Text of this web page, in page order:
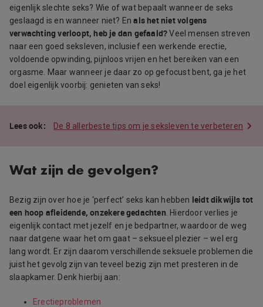
eigenlijk slechte seks? Wie of wat bepaalt wanneer de seks
geslaagd is en wanneer niet? Enals het niet volgens
verwachting verloopt, heb je dan gefaald?Veel mensen streven
naar een goed seksleven, inclusief een werkende erectie,
voldoende opwinding, pijnloos vrijen en het bereiken van een
orgasme. Maar wanneer je daar zo op gefocust bent, ga je het
doel eigenlijk voorbij: genieten van seks!
De 8 allerbeste tips om je seksleven te verbeteren
Wat zijn de gevolgen?
Bezig zijn over hoe je ‘perfect’ seks kan hebben leidt dikwijls tot
een hoop afleidende, onzekere gedachten . Hierdoor verlies je
eigenlijk contact met jezelf en je bedpartner, waardoor de weg
naar datgene waar het om gaat – seksueel plezier – wel erg
lang wordt. Er zijn daarom verschillende seksuele problemen die
juist het gevolg zijn van teveel bezig zijn met presteren in de
slaapkamer. Denk hierbij aan:
Erectieproblemen